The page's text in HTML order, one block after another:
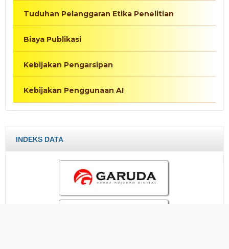
Tuduhan Pelanggaran Etika Penelitian
Biaya Publikasi
Kebijakan Pengarsipan
Kebijakan Penggunaan AI
INDEKS DATA